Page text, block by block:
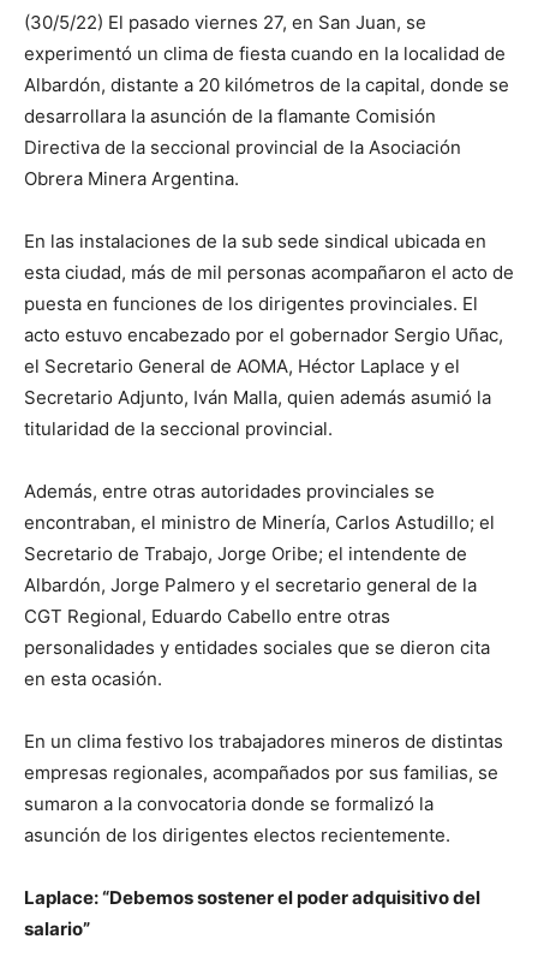
(30/5/22) El pasado viernes 27, en San Juan, se
experimentó un clima de fiesta cuando en la localidad de
Albardón, distante a 20 kilómetros de la capital, donde se
desarrollara la asunción de la flamante Comisión
Directiva de la seccional provincial de la Asociación
Obrera Minera Argentina.
En las instalaciones de la sub sede sindical ubicada en
esta ciudad, más de mil personas acompañaron el acto de
puesta en funciones de los dirigentes provinciales. El
acto estuvo encabezado por el gobernador Sergio Uñac,
el Secretario General de AOMA, Héctor Laplace y el
Secretario Adjunto, Iván Malla, quien además asumió la
titularidad de la seccional provincial.
Además, entre otras autoridades provinciales se
encontraban, el ministro de Minería, Carlos Astudillo; el
Secretario de Trabajo, Jorge Oribe; el intendente de
Albardón, Jorge Palmero y el secretario general de la
CGT Regional, Eduardo Cabello entre otras
personalidades y entidades sociales que se dieron cita
en esta ocasión.
En un clima festivo los trabajadores mineros de distintas
empresas regionales, acompañados por sus familias, se
sumaron a la convocatoria donde se formalizó la
asunción de los dirigentes electos recientemente.
Laplace: “Debemos sostener el poder adquisitivo del
salario”